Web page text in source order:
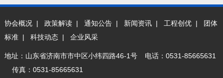
协会概况 | 政策解读 | 通知公告 | 新闻资讯 | 工程创优 |
团体
标准 | 科技动态 | 企业风采
地址：山东省济南市市中区小纬四路46-1号
电话：0531-85665631
传真：0531-85665631